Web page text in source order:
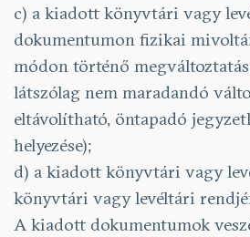
c) a kiadott könyvtári vagy
dokumentumon fizikai
módon történő
látszólag nem maradandó
eltávolítható, öntapadó
helyezése);
d) a kiadott könyvtári vagy
könyvtári vagy levéltári
A kiadott dokumentumok